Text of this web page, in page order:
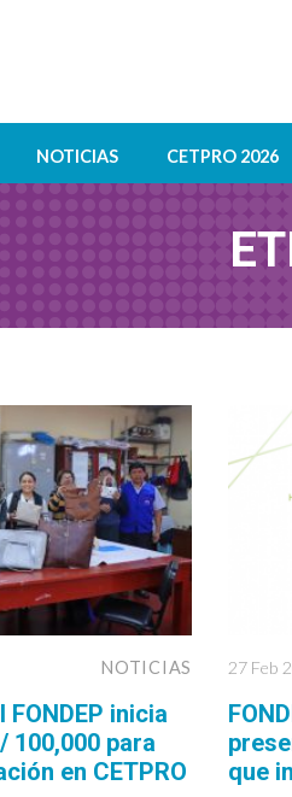
NOTICIAS CETPRO 2026
NOTICIAS
FONDEP inicia
100,000 para
en CETPRO
27 Feb
que